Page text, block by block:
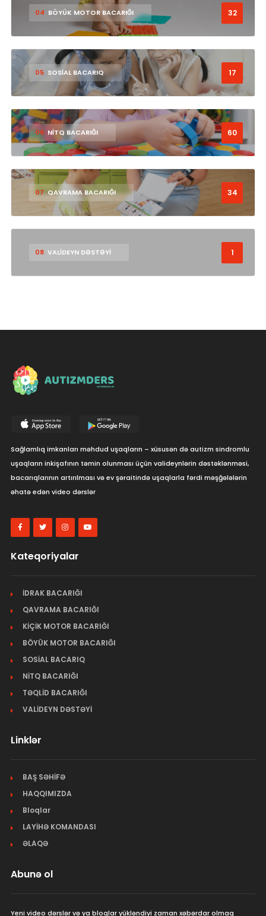
04 BÖYÜK MOTOR BACARIĞI 32
05 SOSİAL BACARIQ 17
06 NİTQ BACARIĞI 60
07 QAVRAMA BACARIĞI 34
08 VALİDEYN DƏSTƏYİ 1
Sağlamlıq imkanları məhdud uşaqların – xüsusən də autizm sindromlu
uşaqların inkişafının təmin olunması üçün valideynlərin dəstəklənməsi,
bacarıqlarının artırılması və ev şəraitində uşaqlarla fərdi məşğələlərin
əhatə edən video dərslər
Kateqoriyalar
İDRAK BACARIĞI
QAVRAMA BACARIĞI
KİÇİK MOTOR BACARIĞI
BÖYÜK MOTOR BACARIĞI
SOSİAL BACARIQ
NİTQ BACARIĞI
TƏQLİD BACARIĞI
VALİDEYN DƏSTƏYİ
Linklər
BAŞ SƏHİFƏ
HAQQIMIZDA
Bloqlar
LAYİHƏ KOMANDASI
ƏLAQƏ
Abunə ol
Yeni video dərslər və ya bloqlar yükləndiyi zaman xəbərdar olmaq